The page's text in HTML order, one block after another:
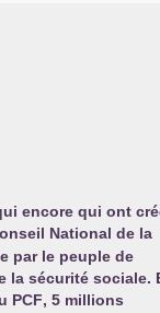
encore qui ont
National de la
par le peuple de
la sécurité sociale.
PCF, 5 millions